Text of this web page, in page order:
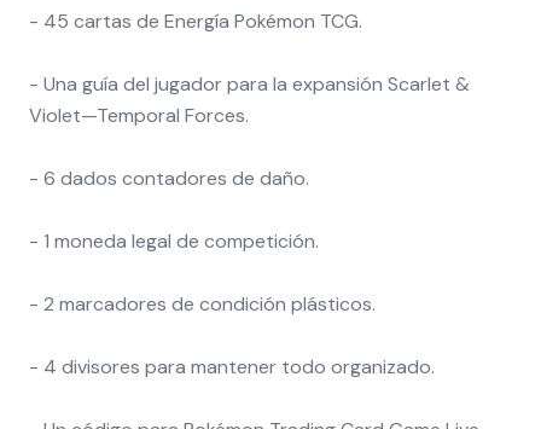
- 45 cartas de Energía Pokémon TCG.
- Una guía del jugador para la expansión Scarlet &
Violet—Temporal Forces.
- 6 dados contadores de daño.
- 1 moneda legal de competición.
- 2 marcadores de condición plásticos.
- 4 divisores para mantener todo organizado.